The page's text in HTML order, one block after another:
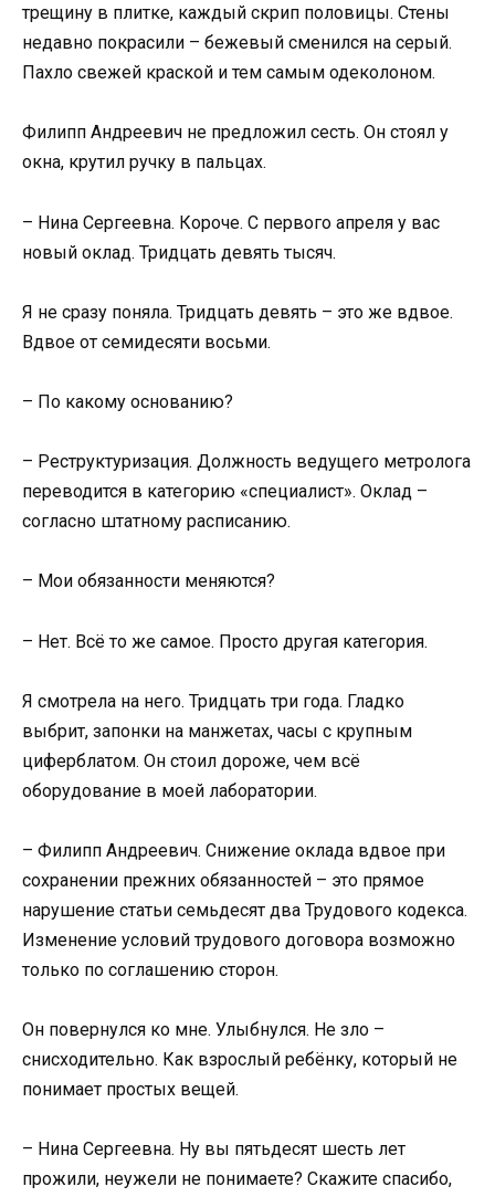
трещину в плитке, каждый скрип половицы. Стены
недавно покрасили – бежевый сменился на серый.
Пахло свежей краской и тем самым одеколоном.
Филипп Андреевич не предложил сесть. Он стоял у
окна, крутил ручку в пальцах.
– Нина Сергеевна. Короче. С первого апреля у вас
новый оклад. Тридцать девять тысяч.
Я не сразу поняла. Тридцать девять – это же вдвое.
Вдвое от семидесяти восьми.
– По какому основанию?
– Реструктуризация. Должность ведущего метролога
переводится в категорию «специалист». Оклад –
согласно штатному расписанию.
– Мои обязанности меняются?
– Нет. Всё то же самое. Просто другая категория.
Я смотрела на него. Тридцать три года. Гладко
выбрит, запонки на манжетах, часы с крупным
циферблатом. Он стоил дороже, чем всё
оборудование в моей лаборатории.
– Филипп Андреевич. Снижение оклада вдвое при
сохранении прежних обязанностей – это прямое
нарушение статьи семьдесят два Трудового кодекса.
Изменение условий трудового договора возможно
только по соглашению сторон.
Он повернулся ко мне. Улыбнулся. Не зло –
снисходительно. Как взрослый ребёнку, который не
понимает простых вещей.
– Нина Сергеевна. Ну вы пятьдесят шесть лет
прожили, неужели не понимаете? Скажите спасибо,